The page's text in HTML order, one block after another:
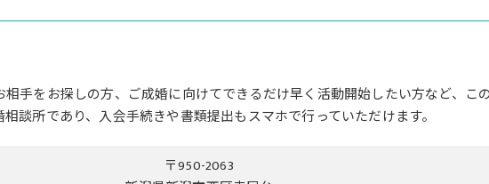
手をお探しの方、ご成婚に向けてできるだけ早く活動開始したい方など、こ
談所であり、入会手続きや書類提出もスマホで行っていただけます。
〒950-2063